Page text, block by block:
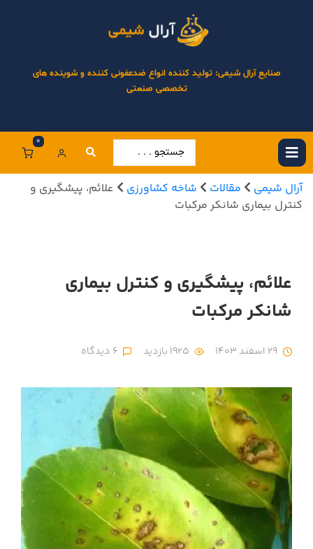
صنایع آرال شیمی: تولید کننده انواع ضدعفونی کننده و شوینده های
تخصصی صنعتی
0
آرال شیمی مقالات شاخه کشاورزی
علائم، پیشگیری و
کنترل بیماری شانکر مرکبات
علائم، پیشگیری و کنترل بیماری
شانکر مرکبات